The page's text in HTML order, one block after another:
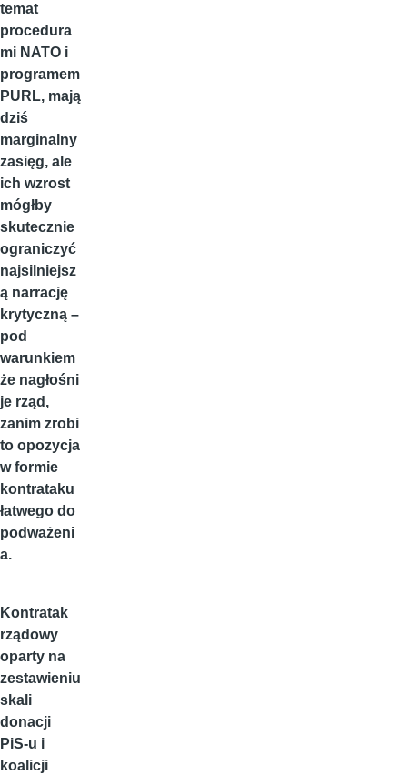
temat
procedura
mi NATO i
programem
PURL, mają
dziś
marginalny
zasięg, ale
ich wzrost
mógłby
skutecznie
ograniczyć
najsilniejsz
ą narrację
krytyczną –
pod
warunkiem
że nagłośni
je rząd,
zanim zrobi
to opozycja
w formie
kontrataku
łatwego do
podważeni
a.
Kontratak
rządowy
oparty na
zestawieniu
skali
donacji
PiS-u i
koalicji